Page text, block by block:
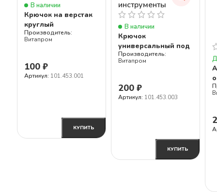
Крючок на верстак
круглый
Витапром
В наличии
100 ₽
КУПИТЬ
Артикул: 101.453.001
Крючок
универсальный под
уличные
инструменты
Витапром
В наличии
200 ₽
КУПИТЬ
Артикул: 101.453.003